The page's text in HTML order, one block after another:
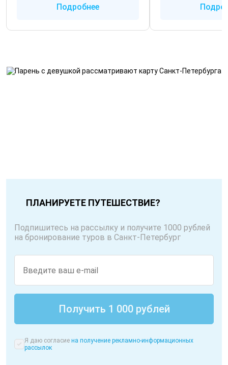
Подробнее
ПЛАНИРУЕТЕ ПУТЕШЕСТВИЕ?
Подпишитесь на рассылку и получите 1000 рублей
на бронирование туров в Санкт-Петербург
Я даю согласие на получение рекламно-информационных
рассылок